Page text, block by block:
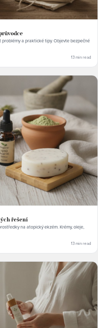
a praktické tipy. Objevte bezpečné
13 min read
řešení
na atopický ekzém. Krémy, oleje,
13 min read